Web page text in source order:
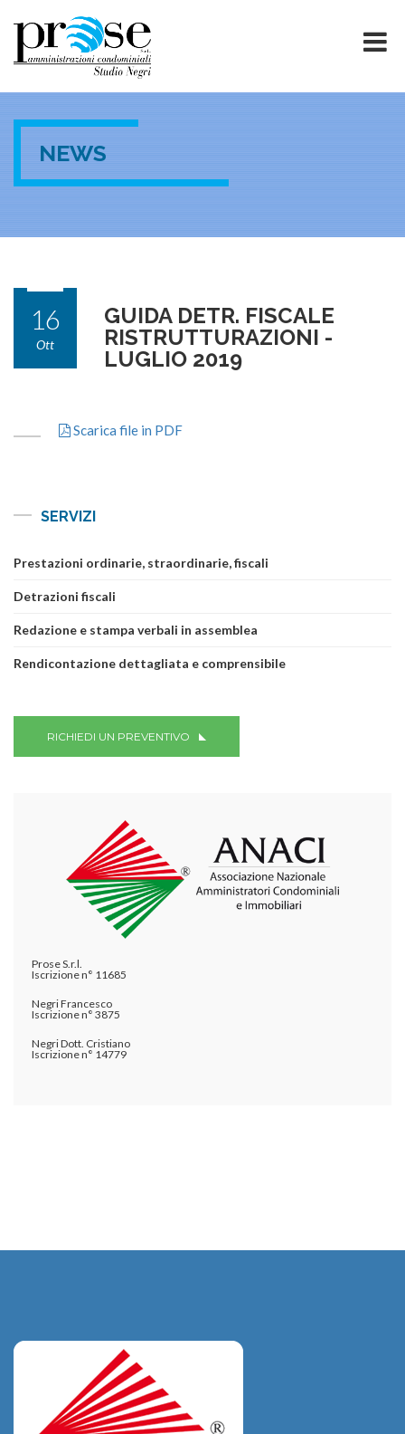
NEWS
16
Ott
GUIDA DETR. FISCALE
RISTRUTTURAZIONI -
LUGLIO 2019
Scarica file in PDF
SERVIZI
Prestazioni ordinarie, straordinarie, fiscali
Detrazioni fiscali
Redazione e stampa verbali in assemblea
Rendicontazione dettagliata e comprensibile
RICHIEDI UN PREVENTIVO
Prose S.r.l.
Iscrizione n° 11685
Negri Francesco
Iscrizione n° 3875
Negri Dott. Cristiano
Iscrizione n° 14779